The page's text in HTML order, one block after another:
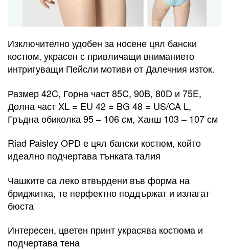
Изключително удобен за носене цял бански
костюм, украсен с привличащи вниманието
интригуващи Пейсли мотиви от Далечния изток.
Размер 42C, Горна част 85C, 90B, 80D и 75E,
Долна част XL = EU 42 = BG 48 = US/CA L,
Гръдна обиколка 95 – 106 см, Ханш 103 – 107 см
Riad Paisley OPD е цял бански костюм, който
идеално подчертава тънката талия
Чашките са леко втвърдени във форма на
бриджитка, те перфектно поддържат и излагат
бюста
Интересен, цветен принт украсява костюма и
подчертава тена